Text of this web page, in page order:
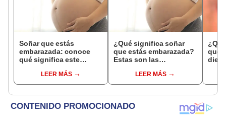
Soñar que estás
embarazada: conoce
qué significa este
LEER MÁS
¿Qué significa soñar
que estás embarazada?
Estas son las
comunesLEER MÁS
que